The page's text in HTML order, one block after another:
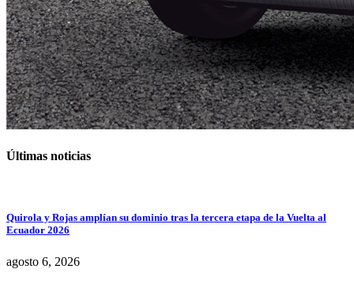
Últimas noticias
Quirola y Rojas amplían su dominio tras la tercera etapa de la Vuelta al
Ecuador 2026
agosto 6, 2026